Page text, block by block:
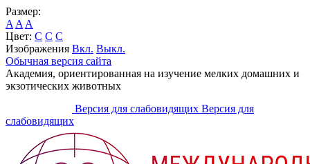
Размер:
A A A
Цвет: C C C
Изображения Вкл. Выкл.
Обычная версия сайта
Академия, ориентированная на изучение мелких домашних и
экзотических животных
Версия для слабовидящих Версия для
слабовидящих